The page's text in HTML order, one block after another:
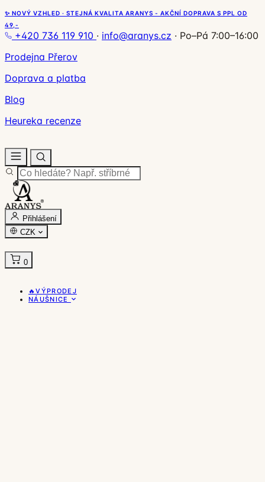
✨ NOVÝ VZHLED · STEJNÁ KVALITA ARANYS - AKČNÍ DOPRAVA S PPL OD
49,-
+420 736 119 910 · info@aranys.cz · Po–Pá 7:00–16:00
Prodejna Přerov
Doprava a platba
Blog
Heureka recenze
Přihlášení
CZK
0
🔥VÝPRODEJ
NÁUŠNICE